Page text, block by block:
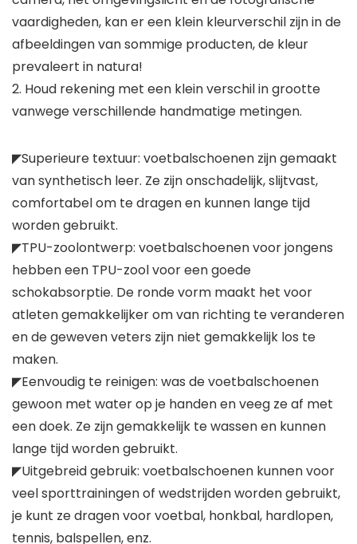
vaardigheden, kan er een klein kleurverschil zijn in de
afbeeldingen van sommige producten, de kleur
prevaleert in natura!
2. Houd rekening met een klein verschil in grootte
vanwege verschillende handmatige metingen.
◤Superieure textuur: voetbalschoenen zijn gemaakt
van synthetisch leer. Ze zijn onschadelijk, slijtvast,
comfortabel om te dragen en kunnen lange tijd
worden gebruikt.
◤TPU-zoolontwerp: voetbalschoenen voor jongens
hebben een TPU-zool voor een goede
schokabsorptie. De ronde vorm maakt het voor
atleten gemakkelijker om van richting te veranderen
en de geweven veters zijn niet gemakkelijk los te
maken.
◤Eenvoudig te reinigen: was de voetbalschoenen
gewoon met water op je handen en veeg ze af met
een doek. Ze zijn gemakkelijk te wassen en kunnen
lange tijd worden gebruikt.
◤Uitgebreid gebruik: voetbalschoenen kunnen voor
veel sporttrainingen of wedstrijden worden gebruikt,
je kunt ze dragen voor voetbal, honkbal, hardlopen,
tennis, balspellen, enz.